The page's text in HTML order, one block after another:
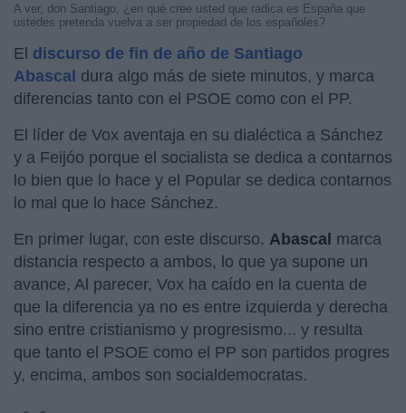
A ver, don Santiago, ¿en qué cree usted que radica es España que
ustedes pretenda vuelva a ser propiedad de los españoles?
El discurso de fin de año de Santiago
Abascal dura algo más de siete minutos, y marca
diferencias tanto con el PSOE como con el PP.
El líder de Vox aventaja en su dialéctica a Sánchez
y a Feijóo porque el socialista se dedica a contarnos
lo bien que lo hace y el Popular se dedica contarnos
lo mal que lo hace Sánchez.
En primer lugar, con este discurso. Abascal marca
distancia respecto a ambos, lo que ya supone un
avance, Al parecer, Vox ha caído en la cuenta de
que la diferencia ya no es entre izquierda y derecha
sino entre cristianismo y progresismo... y resulta
que tanto el PSOE como el PP son partidos progres
y, encima, ambos son socialdemocratas.